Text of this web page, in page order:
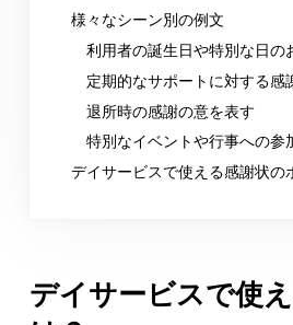
様々なシーン別の例文
利用者の誕生日や特別な日の
定期的なサポートに対する感
退所時の感謝の意を表す
特別なイベントや行事への参
デイサービスで使える感謝状の
デイサービスで使